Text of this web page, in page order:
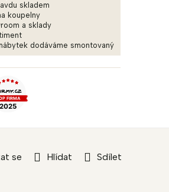
se Hlídat Sdílet
skladem
koupelny
a sklady
dodáváme smontovaný